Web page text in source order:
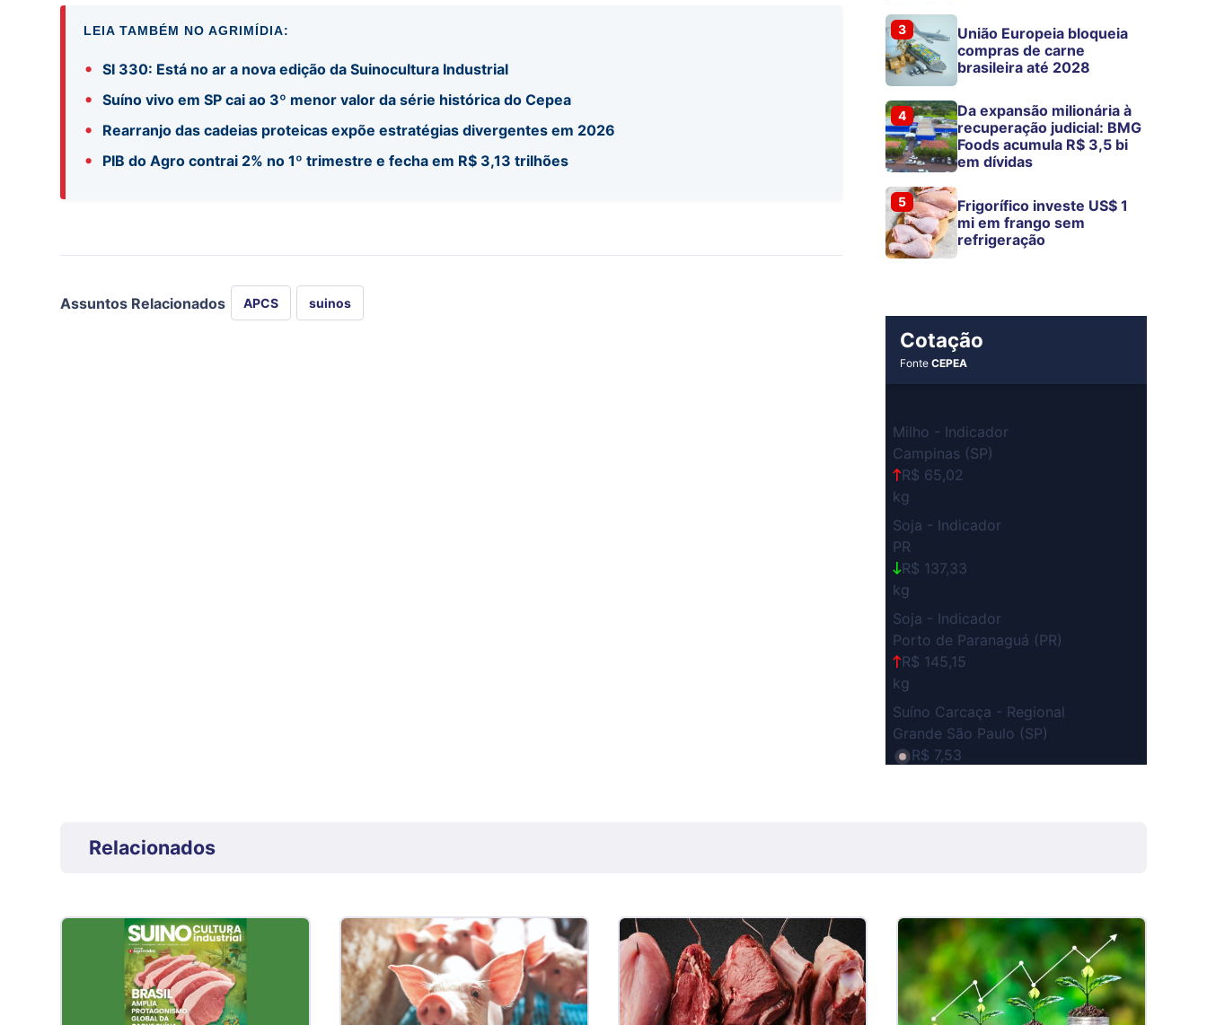
LEIA TAMBÉM NO AGRIMÍDIA:
• SI 330: Está no ar a nova edição da Suinocultura Industrial
• Suíno vivo em SP cai ao 3º menor valor da série histórica do Cepea
• Rearranjo das cadeias proteicas expõe estratégias divergentes em 2026
• PIB do Agro contrai 2% no 1º trimestre e fecha em R$ 3,13 trilhões
Assuntos Relacionados APCS suinos
3
União Europeia bloqueia
compras de carne
brasileira até 2028
4
Da expansão milionária à
recuperação judicial: BMG
Foods acumula R$ 3,5 bi
em dívidas
5
Frigorífico investe US$ 1
mi em frango sem
refrigeração
Cotação
FonteCEPEA
Milho - Indicador
Campinas (SP)
R$ 65,02
kg
Soja - Indicador
PR
R$ 137,33
kg
Soja - Indicador
Porto de Paranaguá (PR)
R$ 145,15
kg
Suíno Carcaça - Regional
Grande São Paulo (SP)
R$ 7,53
MG
R$ 5,04
Suíno - Estadual
PR
Relacionados